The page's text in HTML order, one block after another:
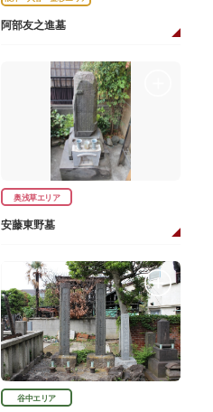
阿部友之進墓
奥浅草エリア
安藤東野墓
谷中エリア